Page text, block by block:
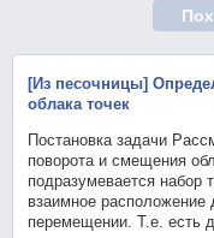
[Из песочницы]
облака точек
Постановка задачи
поворота и смещения
подразумевается набор
взаимное расположение
перемещении. Т.е. есть